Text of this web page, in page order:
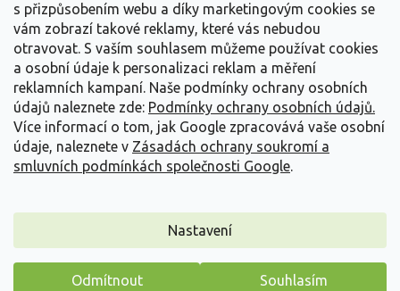
s přizpůsobením webu a díky marketingovým cookies se
vám zobrazí takové reklamy, které vás nebudou
otravovat. S vaším souhlasem můžeme používat cookies
a osobní údaje k personalizaci reklam a měření
reklamních kampaní. Naše podmínky ochrany osobních
údajů naleznete zde: Podmínky ochrany osobních údajů.
Více informací o tom, jak Google zpracovává vaše osobní
údaje, naleznete v Zásadách ochrany soukromí a
smluvních podmínkách společnosti Google.
Nastavení
Odmítnout Souhlasím
Kontakujte nás
Vytvořil Shoptet
Copyright 2026Zahradnictví Spomyšl. Všechna práva